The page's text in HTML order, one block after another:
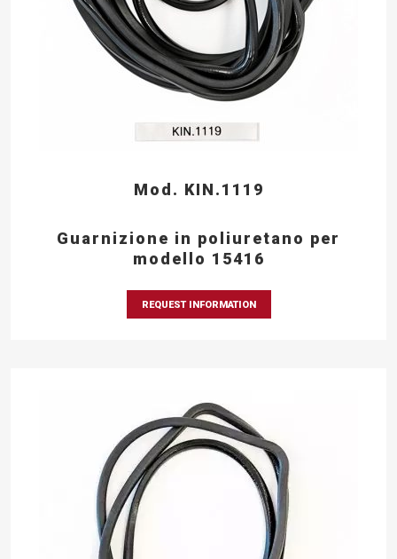
Mod. KIN.1119
Guarnizione in poliuretano per
modello 15416
REQUEST INFORMATION